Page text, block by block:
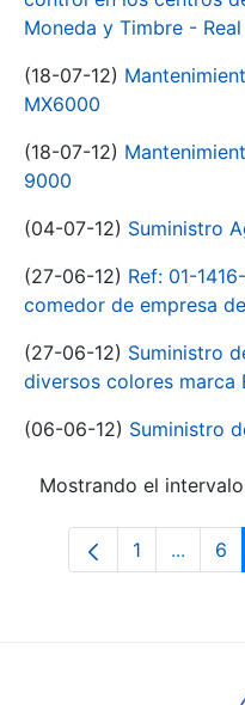
Moneda y Timbre -
(18-07-12)
MX6000
(18-07-12)
9000
(04-07-12) Suministro
(27-06-12) Ref: 01-
comedor de empresa
(27-06-12) Suministro
diversos colores marca
(06-06-12) Suministro
Mostrando el
Página
1 ... 6